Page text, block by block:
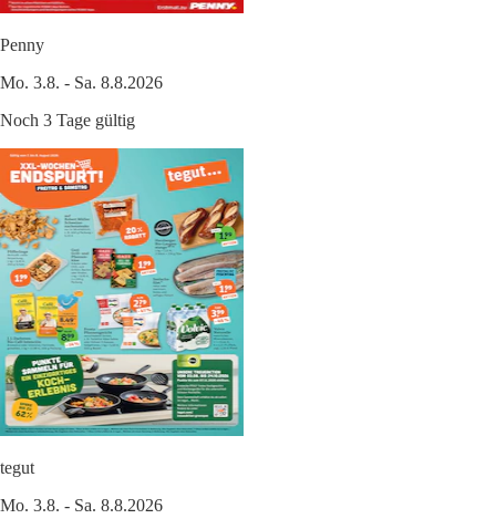
Penny
Mo. 3.8. - Sa. 8.8.2026
Noch 3 Tage gültig
tegut
Mo. 3.8. - Sa. 8.8.2026